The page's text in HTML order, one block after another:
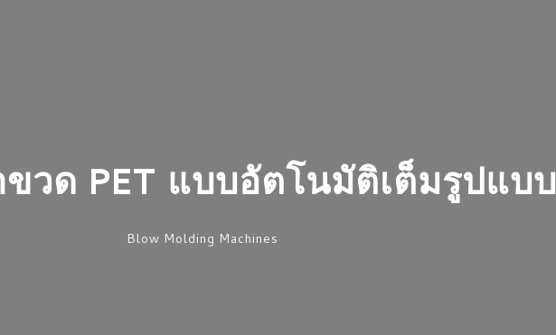
ขวด PET แบบอัตโนมัติเต็มรูปแบบ
Blow Molding Machines